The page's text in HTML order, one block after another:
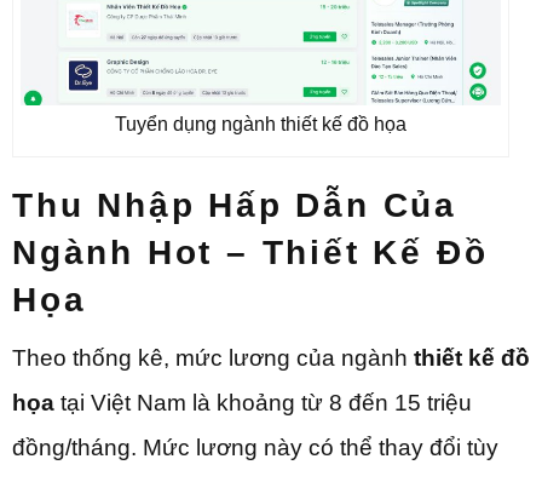
Tuyển dụng ngành thiết kế đồ họa
Thu Nhập Hấp Dẫn Của
Ngành Hot – Thiết Kế Đồ
Họa
Theo thống kê, mức lương của ngành thiết kế đồ
họa tại Việt Nam là khoảng từ 8 đến 15 triệu
đồng/tháng. Mức lương này có thể thay đổi tùy